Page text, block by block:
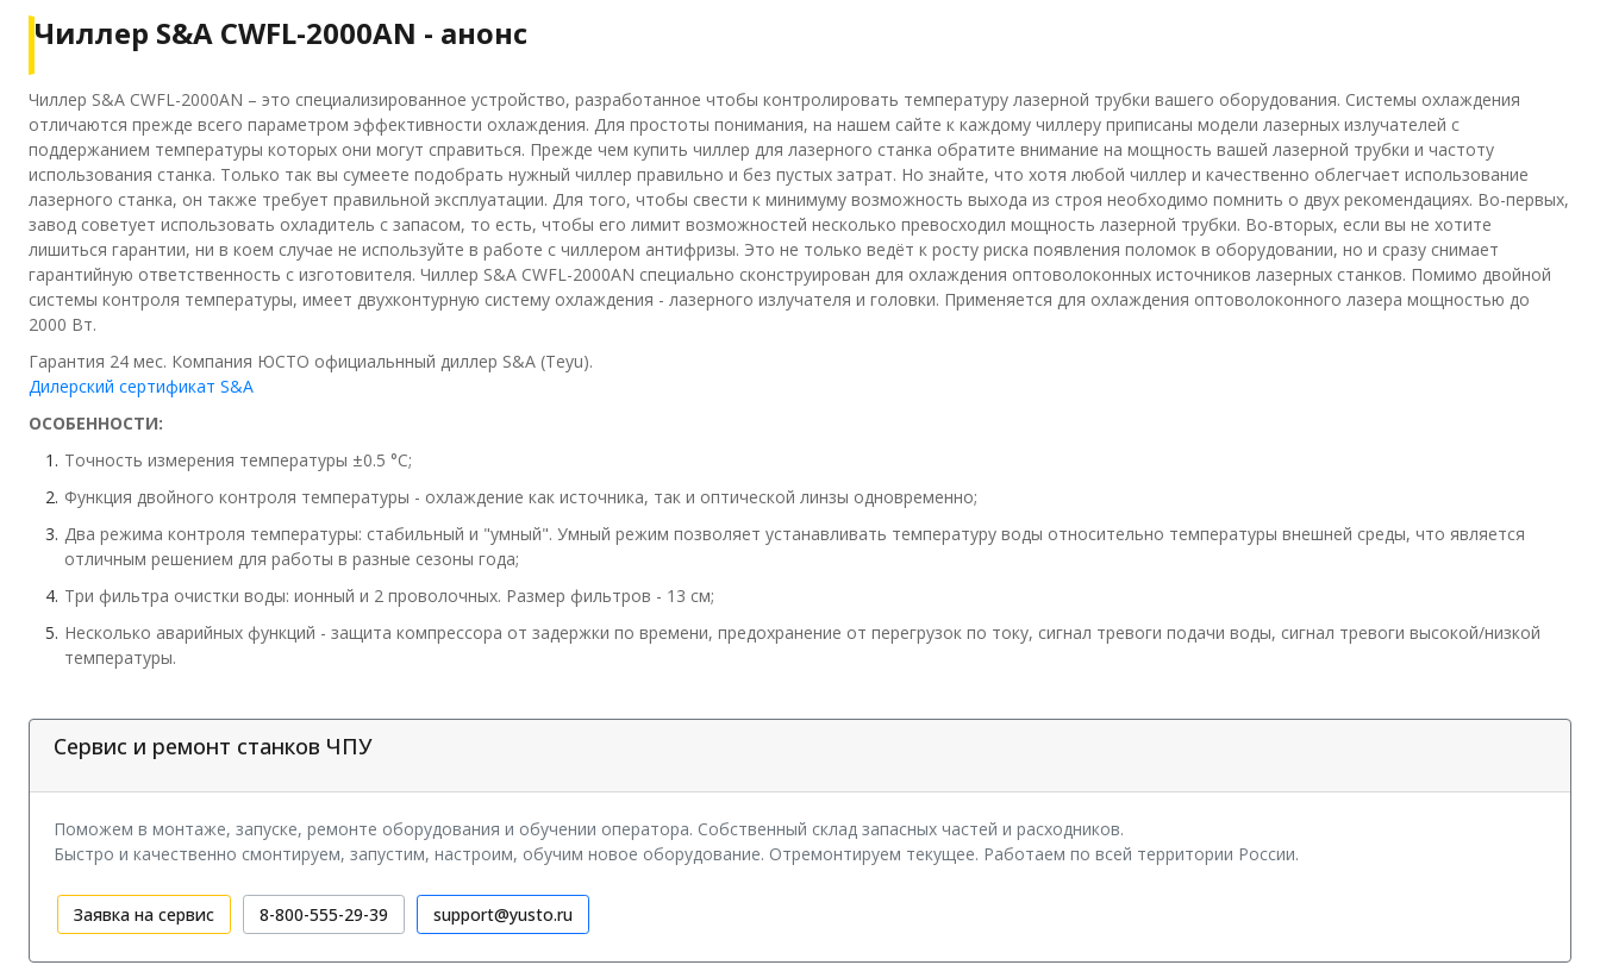
Чиллер S&A CWFL-2000AN - анонс
Чиллер S&A CWFL-2000AN – это специализированное устройство, разработанное чтобы контролировать температуру лазерной трубки вашего оборудования. Системы охлаждения
отличаются прежде всего параметром эффективности охлаждения. Для простоты понимания, на нашем сайте к каждому чиллеру приписаны модели лазерных излучателей с
поддержанием температуры которых они могут справиться. Прежде чем купить чиллер для лазерного станка обратите внимание на мощность вашей лазерной трубки и частоту
использования станка. Только так вы сумеете подобрать нужный чиллер правильно и без пустых затрат. Но знайте, что хотя любой чиллер и качественно облегчает использование
лазерного станка, он также требует правильной эксплуатации. Для того, чтобы свести к минимуму возможность выхода из строя необходимо помнить о двух рекомендациях. Во-первых,
завод советует использовать охладитель с запасом, то есть, чтобы его лимит возможностей несколько превосходил мощность лазерной трубки. Во-вторых, если вы не хотите
лишиться гарантии, ни в коем случае не используйте в работе с чиллером антифризы. Это не только ведёт к росту риска появления поломок в оборудовании, но и сразу снимает
гарантийную ответственность с изготовителя. Чиллер S&A CWFL-2000AN специально сконструирован для охлаждения оптоволоконных источников лазерных станков. Помимо двойной
системы контроля температуры, имеет двухконтурную систему охлаждения - лазерного излучателя и головки. Применяется для охлаждения оптоволоконного лазера мощностью до
2000 Вт.
Гарантия 24 мес. Компания ЮСТО официальнный диллер S&A (Teyu).
Дилерский сертификат S&A
ОСОБЕННОСТИ:
Точность измерения температуры ±0.5 °C;
Функция двойного контроля температуры - охлаждение как источника, так и оптической линзы одновременно;
Два режима контроля температуры: стабильный и "умный". Умный режим позволяет устанавливать температуру воды относительно температуры внешней среды, что является
отличным решением для работы в разные сезоны года;
Три фильтра очистки воды: ионный и 2 проволочных. Размер фильтров - 13 см;
Несколько аварийных функций - защита компрессора от задержки по времени, предохранение от перегрузок по току, сигнал тревоги подачи воды, сигнал тревоги высокой/низкой
температуры.
Сервис и ремонт станков ЧПУ
Поможем в монтаже, запуске, ремонте оборудования и обучении оператора. Собственный склад запасных частей и расходников.
Быстро и качественно смонтируем, запустим, настроим, обучим новое оборудование. Отремонтируем текущее. Работаем по всей территории России.
Заявка на сервис 8-800-555-29-39 support@yusto.ru